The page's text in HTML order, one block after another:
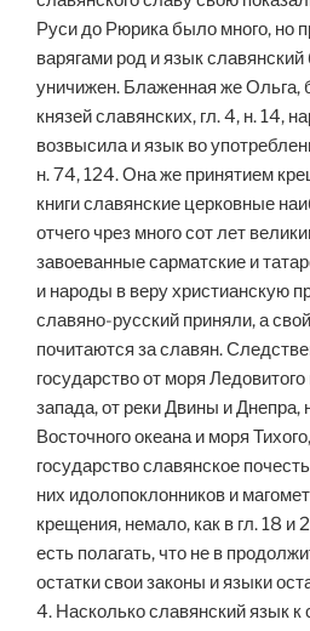
Руси до Рюрика было много, но
варягами род и язык
уничижен. Блаженная же Ольга,
князей славянских, гл. 4, н. 14,
возвысила и язык во
н. 74, 124. Она же принятием
книги славянские церковные
отчего чрез много сот лет
завоеванные сарматские и
и народы в веру христианскую
славяно-русский приняли, а
почитаются за славян.
государство от моря
запада, от реки Двины и Днепра,
Восточного океана и моря
государство славянское
них идолопоклонников и
крещения, немало, как в гл. 18 и
есть полагать, что не в
остатки свои законы и языки
4. Насколько славянский язык к